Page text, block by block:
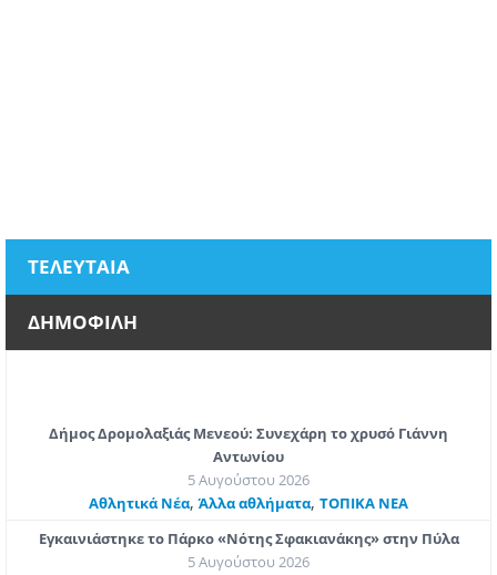
ΤΕΛΕΥΤΑΙΑ
ΔΗΜΟΦΙΛΗ
Δήμος Δρομολαξιάς Μενεού: Συνεχάρη το χρυσό Γιάννη
Αντωνίου
5 Αυγούστου 2026
Αθλητικά Νέα,Άλλα αθλήματα, ΤΟΠΙΚΑ ΝΕΑ
Εγκαινιάστηκε το Πάρκο «Νότης Σφακιανάκης» στην Πύλα
5 Αυγούστου 2026